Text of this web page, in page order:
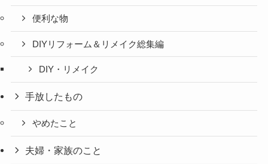
便利な物
DIYリフォーム＆リメイク総集編
DIY・リメイク
手放したもの
やめたこと
夫婦・家族のこと